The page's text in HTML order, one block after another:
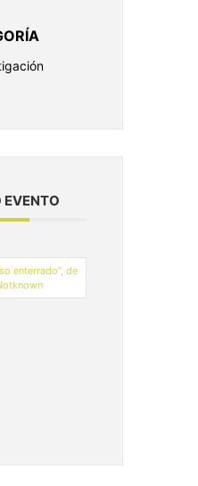
EVENTO
enterrado”, de